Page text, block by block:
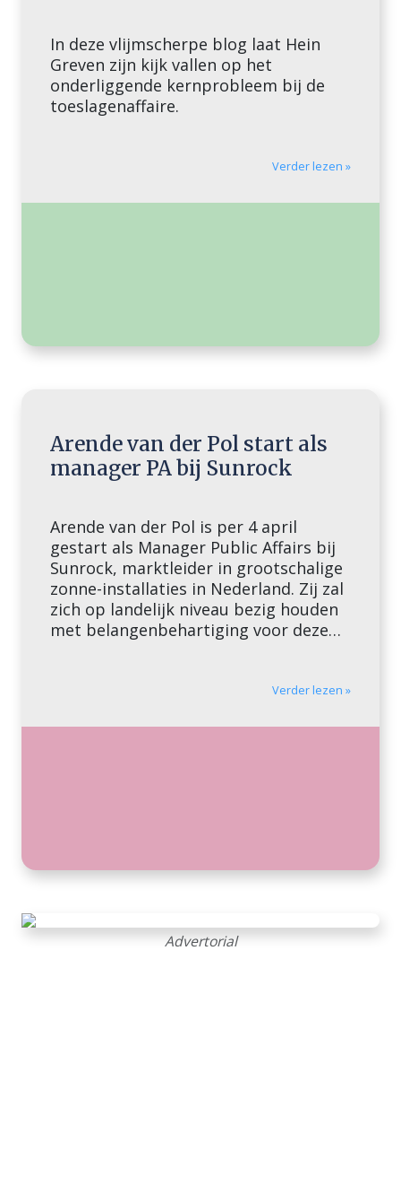
In deze vlijmscherpe blog laat Hein
Greven zijn kijk vallen op het
onderliggende kernprobleem bij de
toeslagenaffaire.
Verder lezen »
Arende van der Pol start als
manager PA bij Sunrock
Arende van der Pol is per 4 april
gestart als Manager Public Affairs bij
Sunrock, marktleider in grootschalige
zonne-installaties in Nederland. Zij zal
zich op landelijk niveau bezig houden
met belangenbehartiging voor deze
Zij heeft een achtergrond in het
milieubeleid en […]
Verder lezen »
Advertorial